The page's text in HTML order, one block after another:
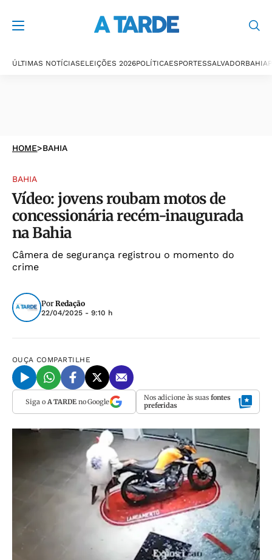
ÚLTIMAS NOTÍCIASELEIÇÕES 2026POLÍTICAESPORTESSALVADORBAHIA
HOME>BAHIA
BAHIA
Vídeo: jovens roubam motos de
concessionária recém-inaugurada
na Bahia
Câmera de segurança registrou o momento do
crime
Por Redação
22/04/2025 - 9:10 h
OUÇA COMPARTILHE
Siga o A TARDEno Google Nos adicione às suas fontes
preferidas